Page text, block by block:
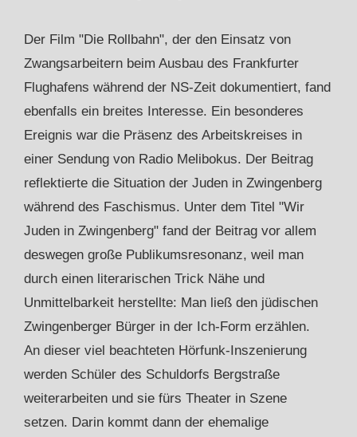
Der Film "Die Rollbahn", der den Einsatz von
Zwangsarbeitern beim Ausbau des Frankfurter
Flughafens während der NS-Zeit dokumentiert, fand
ebenfalls ein breites Interesse. Ein besonderes
Ereignis war die Präsenz des Arbeitskreises in
einer Sendung von Radio Melibokus. Der Beitrag
reflektierte die Situation der Juden in Zwingenberg
während des Faschismus. Unter dem Titel "Wir
Juden in Zwingenberg" fand der Beitrag vor allem
deswegen große Publikumsresonanz, weil man
durch einen literarischen Trick Nähe und
Unmittelbarkeit herstellte: Man ließ den jüdischen
Zwingenberger Bürger in der Ich-Form erzählen.
An dieser viel beachteten Hörfunk-Inszenierung
werden Schüler des Schuldorfs Bergstraße
weiterarbeiten und sie fürs Theater in Szene
setzen. Darin kommt dann der ehemalige